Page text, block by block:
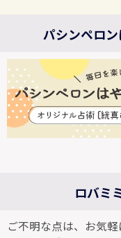
パシンペロ
ロバミ
ご不明な点は、お気